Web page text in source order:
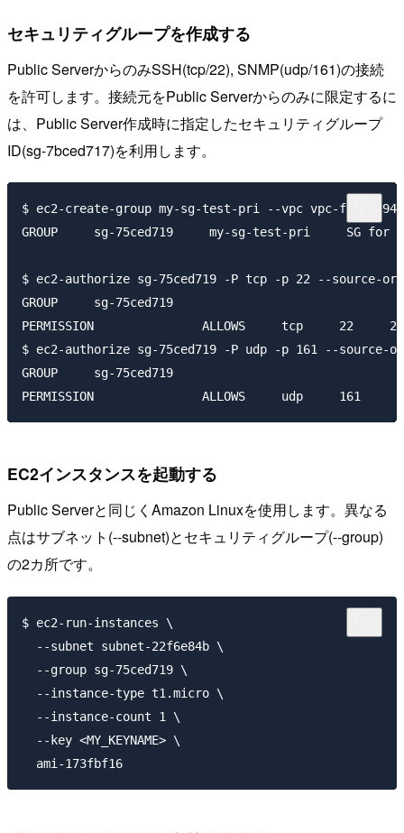
セキュリティグループを作成する
Public ServerからのみSSH(tcp/22), SNMP(udp/161)の接続
を許可します。接続元をPublic Serverからのみに限定するに
は、Public Server作成時に指定したセキュリティグループ
ID(sg-7bced717)を利用します。
$ ec2-create-group my-sg-test-pri --vpc vpc-
GROUP     sg-75ced719     my-sg-test-pri     SG for
$ ec2-authorize sg-75ced719 -P tcp -p 22 --source-or-
GROUP     sg-75ced719
PERMISSION               ALLOWS     tcp     22
$ ec2-authorize sg-75ced719 -P udp -p 161 --source-
GROUP     sg-75ced719
EC2インスタンスを起動する
Public Serverと同じくAmazon Linuxを使用します。異なる
点はサブネット(--subnet)とセキュリティグループ(--group)
の2カ所です。
$ ec2-run-instances \
  --subnet subnet-22f6e84b \
  --group sg-75ced719 \
  --instance-type t1.micro \
  --instance-count 1 \
  --key <MY_KEYNAME> \